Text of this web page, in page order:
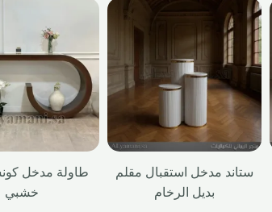
ستاند مدخل استقبال مقلم
بديل الرخام
طاولة مدخل
خشبي